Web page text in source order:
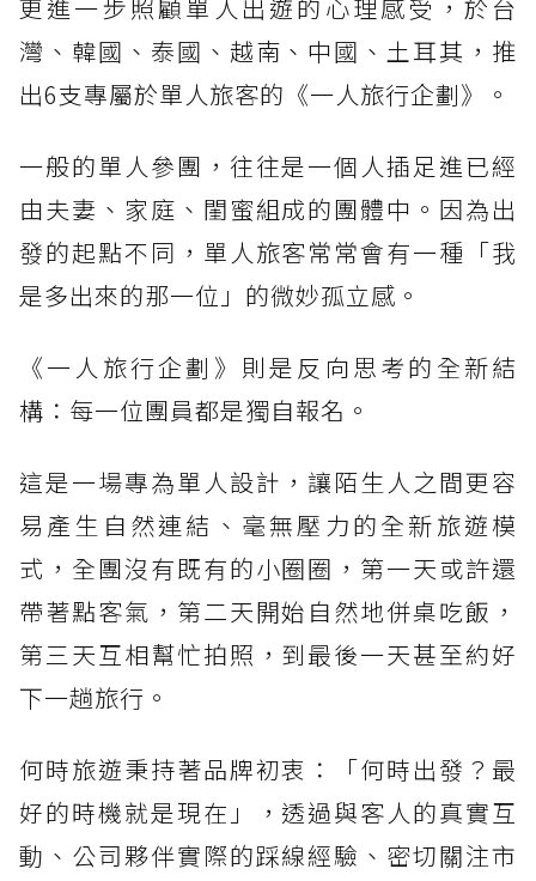
更進一步照顧單人出遊的心理感受，於台
灣、韓國、泰國、越南、中國、土耳其，推
出6支專屬於單人旅客的《一人旅行企劃》。
一般的單人參團，往往是一個人插足進已經
由夫妻、家庭、閨蜜組成的團體中。因為出
發的起點不同，單人旅客常常會有一種「我
是多出來的那一位」的微妙孤立感。
《一人旅行企劃》則是反向思考的全新結
構：每一位團員都是獨自報名。
這是一場專為單人設計，讓陌生人之間更容
易產生自然連結、毫無壓力的全新旅遊模
式，全團沒有既有的小圈圈，第一天或許還
帶著點客氣，第二天開始自然地併桌吃飯，
第三天互相幫忙拍照，到最後一天甚至約好
下一趟旅行。
何時旅遊秉持著品牌初衷：「何時出發？最
好的時機就是現在」，透過與客人的真實互
動、公司夥伴實際的踩線經驗、密切關注市